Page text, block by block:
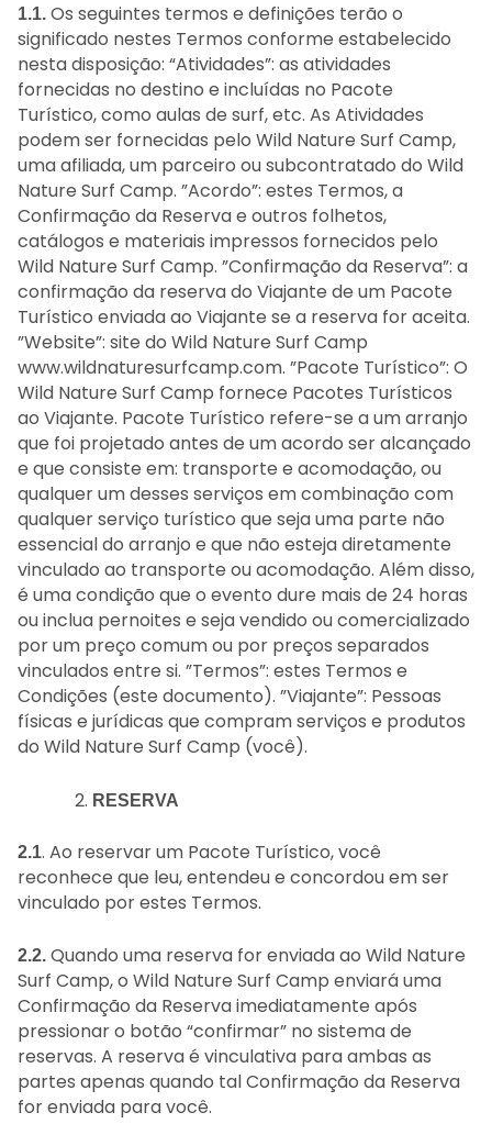
1.1. Os seguintes termos e definições terão o
significado nestes Termos conforme estabelecido
nesta disposição: “Atividades”: as atividades
fornecidas no destino e incluídas no Pacote
Turístico, como aulas de surf, etc. As Atividades
podem ser fornecidas pelo Wild Nature Surf Camp,
uma afiliada, um parceiro ou subcontratado do Wild
Nature Surf Camp. ”Acordo”: estes Termos, a
Confirmação da Reserva e outros folhetos,
catálogos e materiais impressos fornecidos pelo
Wild Nature Surf Camp. ”Confirmação da Reserva”: a
confirmação da reserva do Viajante de um Pacote
Turístico enviada ao Viajante se a reserva for aceita.
”Website”: site do Wild Nature Surf Camp
www.wildnaturesurfcamp.com. ”Pacote Turístico”: O
Wild Nature Surf Camp fornece Pacotes Turísticos
ao Viajante. Pacote Turístico refere-se a um arranjo
que foi projetado antes de um acordo ser alcançado
e que consiste em: transporte e acomodação, ou
qualquer um desses serviços em combinação com
qualquer serviço turístico que seja uma parte não
essencial do arranjo e que não esteja diretamente
vinculado ao transporte ou acomodação. Além disso,
é uma condição que o evento dure mais de 24 horas
ou inclua pernoites e seja vendido ou comercializado
por um preço comum ou por preços separados
vinculados entre si. ”Termos”: estes Termos e
Condições (este documento). ”Viajante”: Pessoas
físicas e jurídicas que compram serviços e produtos
do Wild Nature Surf Camp (você).
RESERVA
2.1. Ao reservar um Pacote Turístico, você
reconhece que leu, entendeu e concordou em ser
vinculado por estes Termos.
2.2. Quando uma reserva for enviada ao Wild Nature
Surf Camp, o Wild Nature Surf Camp enviará uma
Confirmação da Reserva imediatamente após
pressionar o botão “confirmar” no sistema de
reservas. A reserva é vinculativa para ambas as
partes apenas quando tal Confirmação da Reserva
for enviada para você.